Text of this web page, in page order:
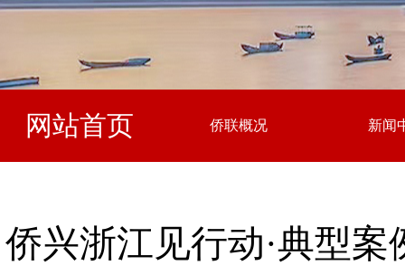
网站首页 侨联概况 新闻
侨兴浙江见行动·典型